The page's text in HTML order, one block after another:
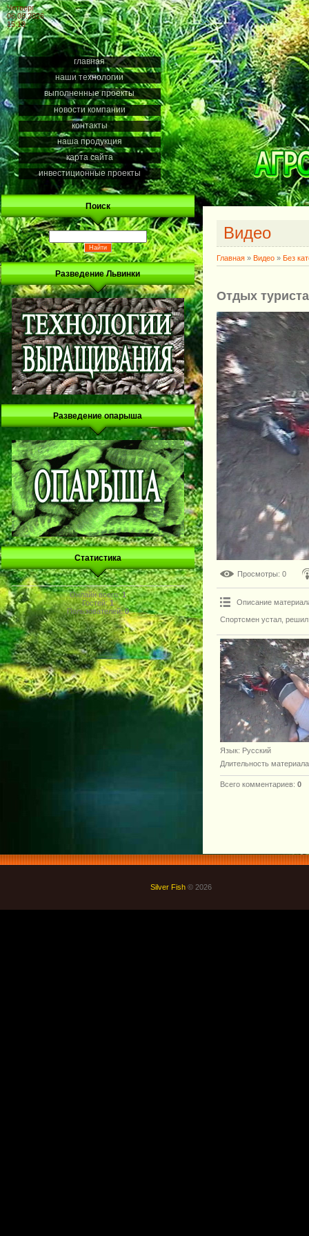
Четверг
06.08.2026
15:19
главная
наши технологии
выполненные проекты
новости компании
контакты
наша продукция
карта сайта
инвестиционные проекты
Поиск
Разведение Львинки
Разведение опарыша
Статистика
Онлайн всего:1
Гостей:1
Пользователей:0
Видео
Главная » Видео » Без
Отдых туриста
Просмотры: 0
Описание
Спортсмен устал, решил
Язык: Русский
Длительность материала
Всего комментариев: 0
Silver Fish © 2026